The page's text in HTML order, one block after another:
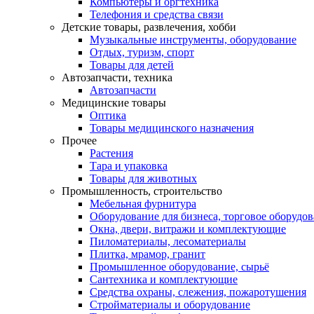
Телефония и средства связи
Детские товары, развлечения, хобби
Музыкальные инструменты, оборудование
Отдых, туризм, спорт
Товары для детей
Автозапчасти, техника
Автозапчасти
Медицинские товары
Оптика
Товары медицинского назначения
Прочее
Растения
Тара и упаковка
Товары для животных
Промышленность, строительство
Мебельная фурнитура
Оборудование для бизнеса, торговое
Окна, двери, витражи и комплектующие
Пиломатериалы, лесоматериалы
Плитка, мрамор, гранит
Промышленное оборудование, сырьё
Сантехника и комплектующие
Средства охраны, слежения, пожаротушения
Стройматериалы и оборудование